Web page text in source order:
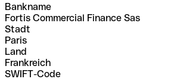
Bankname
Fortis Commercial Finance Sas
Stadt
Paris
Land
Frankreich
SWIFT-Code